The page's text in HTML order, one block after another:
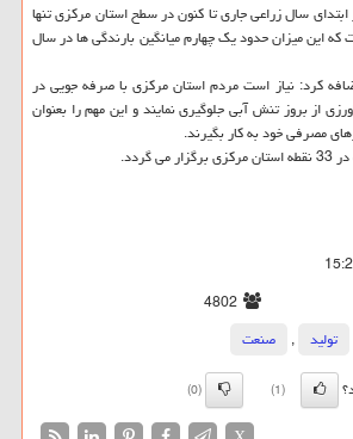
ابتدای سال زراعی جاری تا كنون در سطح استان مركزی تنها
كه این میزان حدود یك چهارم میانگین بارندگی ها در سال
كرد: نیاز است مردم استان مركزی با صرفه جویی در
از بروز تنش آبی جلوگیری نمایند و این مهم را بعنوان
مصرفی خود به كار بگیرند.
4802
تولید ,
صنعت
(1)
(0)